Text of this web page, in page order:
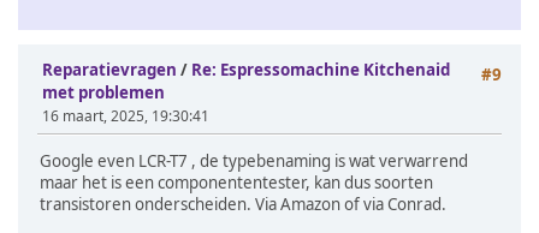
#9
Reparatievragen / Re: Espressomachine Kitchenaid
met problemen
16 maart, 2025, 19:30:41
Google even LCR-T7 , de typebenaming is wat verwarrend
maar het is een componententester, kan dus soorten
transistoren onderscheiden. Via Amazon of via Conrad.